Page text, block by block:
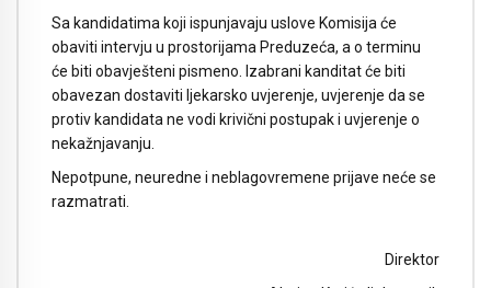
Sa kandidatima koji ispunjavaju uslove Komisija će
obaviti intervju u prostorijama Preduzeća, a o terminu
će biti obavješteni pismeno. Izabrani kanditat će biti
obavezan dostaviti ljekarsko uvjerenje, uvjerenje da se
protiv kandidata ne vodi krivični postupak i uvjerenje o
nekažnjavanju.
Nepotpune, neuredne i neblagovremene prijave neće se
razmatrati.
Direktor